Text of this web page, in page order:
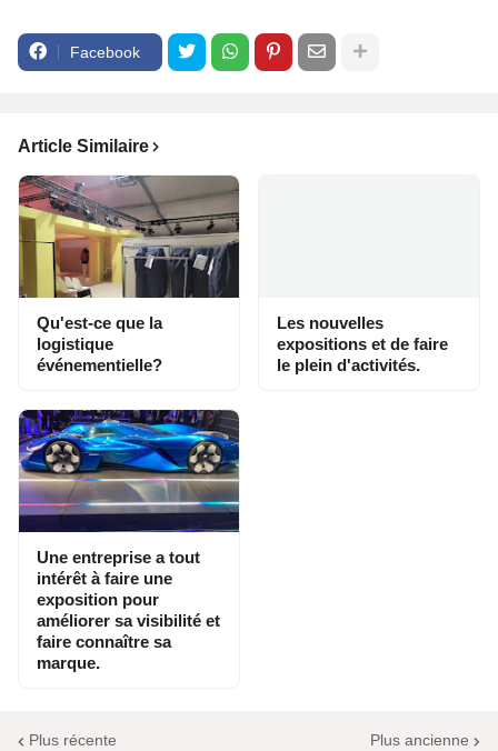
Facebook
Article Similaire
Qu'est-ce que la
logistique
événementielle?
Les nouvelles
expositions et de faire
le plein d'activités.
Une entreprise a tout
intérêt à faire une
exposition pour
améliorer sa visibilité et
faire connaître sa
marque.
Plus récente Plus ancienne